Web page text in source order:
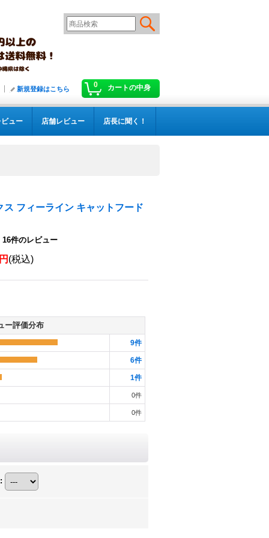
0 カートの中身
新規登録はこちら
ュー 店舗レビュー 店長に聞く！
フィーライン キャットフード
16件のレビュー
(税込)
ー評価分布
9件
6件
1件
0件
0件
: